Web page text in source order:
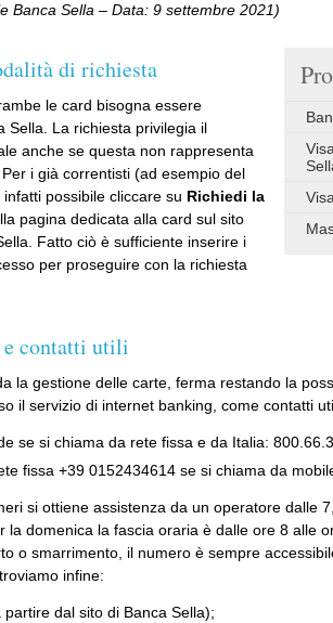
Banca Sella – Data: 9 settembre 2021)
di richiesta
le card bisogna essere
Sella. La richiesta privilegia il
anche se questa non rappresenta
Per i già correntisti (ad esempio del
infatti possibile cliccare su Richiedi la
pagina dedicata alla card sul sito
Fatto ciò è sufficiente inserire i
per proseguire con la richiesta
e contatti utili
la gestione delle carte, ferma restando la
il servizio di internet banking, come contatti
se si chiama da rete fissa e da Italia:
fissa +39 0152434614 se si chiama da
si ottiene assistenza da un operatore dalle
la domenica la fascia oraria è dalle ore 8 alle
o smarrimento, il numero è sempre
infine:
partire dal sito di Banca Sella);